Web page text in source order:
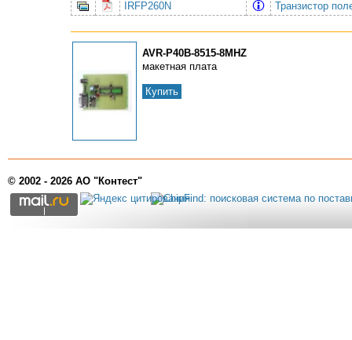
IRFP260N Транзистор
AVR-P40B-8515-8MHZ
макетная плата
Купить
© 2002 - 2026 АО "Контест"